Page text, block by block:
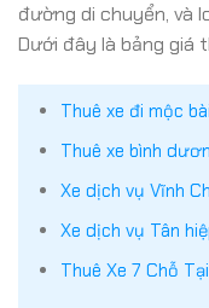
đường di chuyển, và
Dưới đây là bảng giá
Thuê xe đi mộc bài
Thuê xe bình
Xe dịch vụ Vĩnh
Xe dịch vụ Tân
Thuê Xe 7 Chỗ